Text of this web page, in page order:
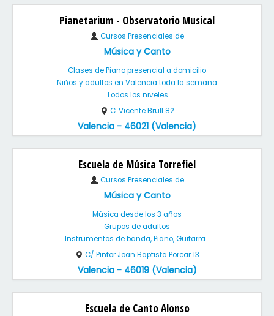
Pianetarium - Observatorio Musical
Cursos Presenciales de
Música y Canto
Clases de Piano presencial a domicilio
Niños y adultos en Valencia toda la semana
Todos los niveles
C. Vicente Brull 82
Valencia - 46021 (Valencia)
Escuela de Música Torrefiel
Cursos Presenciales de
Música y Canto
Música desde los 3 años
Grupos de adultos
Instrumentos de banda, Piano, Guitarra...
C/ Pintor Joan Baptista Porcar 13
Valencia - 46019 (Valencia)
Escuela de Canto Alonso